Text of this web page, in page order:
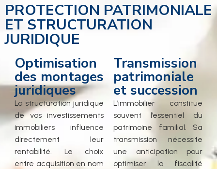
PROTECTION PATRIMONIALE
ET STRUCTURATION
JURIDIQUE
Optimisation
des montages
juridiques
La structuration juridique
de vos investissements
immobiliers influence
directement leur
rentabilité. Le choix
entre acquisition en nom
Transmission
patrimoniale
et succession
L’immobilier constitue
souvent l’essentiel du
patrimoine familial. Sa
transmission nécessite
une anticipation pour
optimiser la fiscalité